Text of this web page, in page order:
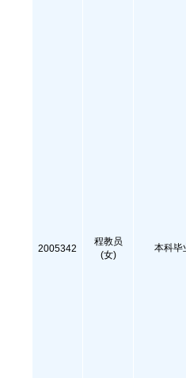
2005342
程教员
(女)
本科毕